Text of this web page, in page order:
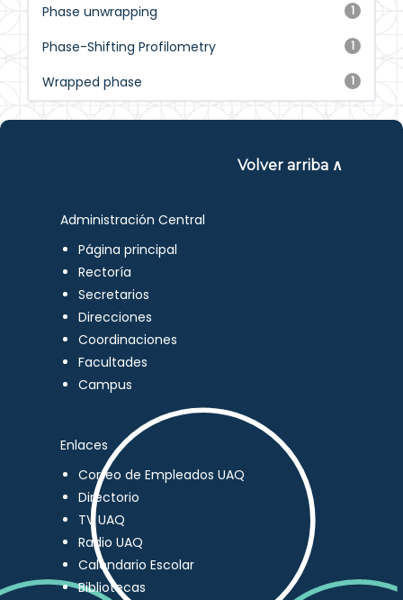
1
Phase unwrapping
1
Phase-Shifting Profilometry
1
Wrapped phase
Volver arriba ∧
Administración Central
Página principal
Rectoría
Secretarios
Direcciones
Coordinaciones
Facultades
Campus
Enlaces
Correo de Empleados UAQ
Directorio
TV UAQ
Radio UAQ
Calendario Escolar
Bibliotecas